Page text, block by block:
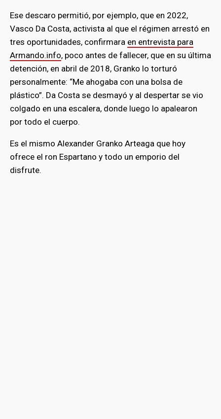
Ese descaro permitió, por ejemplo, que en 2022,
Vasco Da Costa, activista al que el régimen arrestó en
tres oportunidades, confirmara en entrevista para
Armando.info, poco antes de fallecer, que en su última
detención, en abril de 2018, Granko lo torturó
personalmente: “Me ahogaba con una bolsa de
plástico”. Da Costa se desmayó y al despertar se vio
colgado en una escalera, donde luego lo apalearon
por todo el cuerpo.
Es el mismo Alexander Granko Arteaga que hoy
ofrece el ron Espartano y todo un emporio del
disfrute.